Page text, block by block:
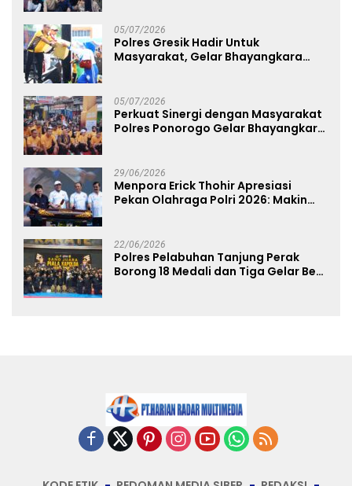
05/07/2026
Polres Gresik Hadir Untuk
Masyarakat, Gelar Bhayangkara
05/07/2026
Perkuat Sinergi dengan Masyarakat
Polres Ponorogo Gelar Bhayangkara
29/06/2026
Menpora Erick Thohir Apresiasi
Pekan Olahraga Polri 2026: Makin
22/06/2026
Polres Pelabuhan Tanjung Perak
Borong 18 Medali dan Tiga Gelar Best